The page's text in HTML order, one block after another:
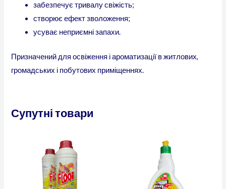
забезпечує тривалу свіжість;
створює ефект зволоження;
усуває неприємні запахи.
Призначений для освіження і ароматизації в житлових,
громадських і побутових приміщеннях.
Супутні товари